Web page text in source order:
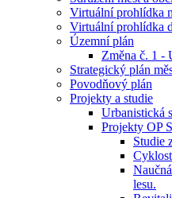
Virtuální prohlídka
Virtuální prohlídka
Územní plán
Změna č. 1 -
Strategický plán
Povodňový plán
Projekty a studie
Urbanistická
Projekty OP
Studie
lesu.